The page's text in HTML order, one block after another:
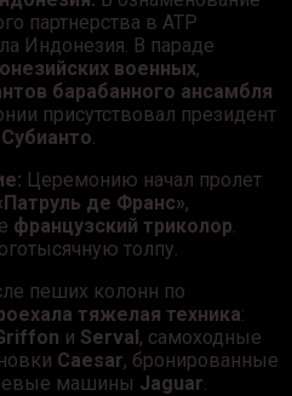
партнерства в АТР
Индонезия. В параде
военных,
барабанного ансамбля
присутствовал президент
.
Церемонию начал пролет
де Франс»,
французский триколор.
толпу.
пеших колонн по
тяжелая техника:
и Serval, самоходные
Caesar, бронированные
машины Jaguar.